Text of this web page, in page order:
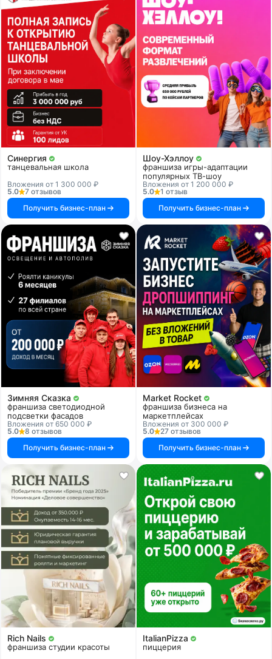
Синергия
танцевальная школа
Вложения от 1 300 000 ₽
5.0
7 отзывов
Получить бизнес-план
Шоу-Хэллоу
франшиза игры-адаптации
популярных ТВ-шоу
Вложения от 1 200 000 ₽
5.0
1 отзыв
Получить бизнес-план
Зимняя Сказка
франшиза светодиодной
подсветки фасадов
Вложения от 650 000 ₽
5.0
8 отзывов
Получить бизнес-план
Market Rocket
франшиза бизнеса на
маркетплейсах
Вложения от 300 000 ₽
5.0
27 отзывов
Получить бизнес-план
Rich Nails
франшиза студии красоты
ItalianPizza
пиццерия